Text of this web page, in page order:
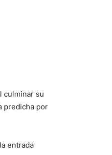
culminar su
predicha por
entrada